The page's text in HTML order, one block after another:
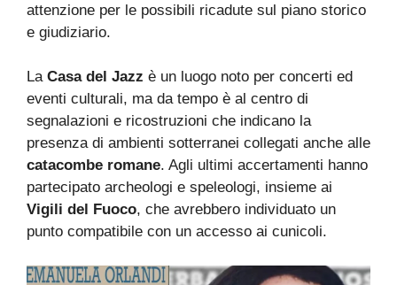
attenzione per le possibili ricadute sul piano storico
e giudiziario.
La Casa del Jazz è un luogo noto per concerti ed
eventi culturali, ma da tempo è al centro di
segnalazioni e ricostruzioni che indicano la
presenza di ambienti sotterranei collegati anche alle
catacombe romane. Agli ultimi accertamenti hanno
partecipato archeologi e speleologi, insieme ai
Vigili del Fuoco, che avrebbero individuato un
punto compatibile con un accesso ai cunicoli.